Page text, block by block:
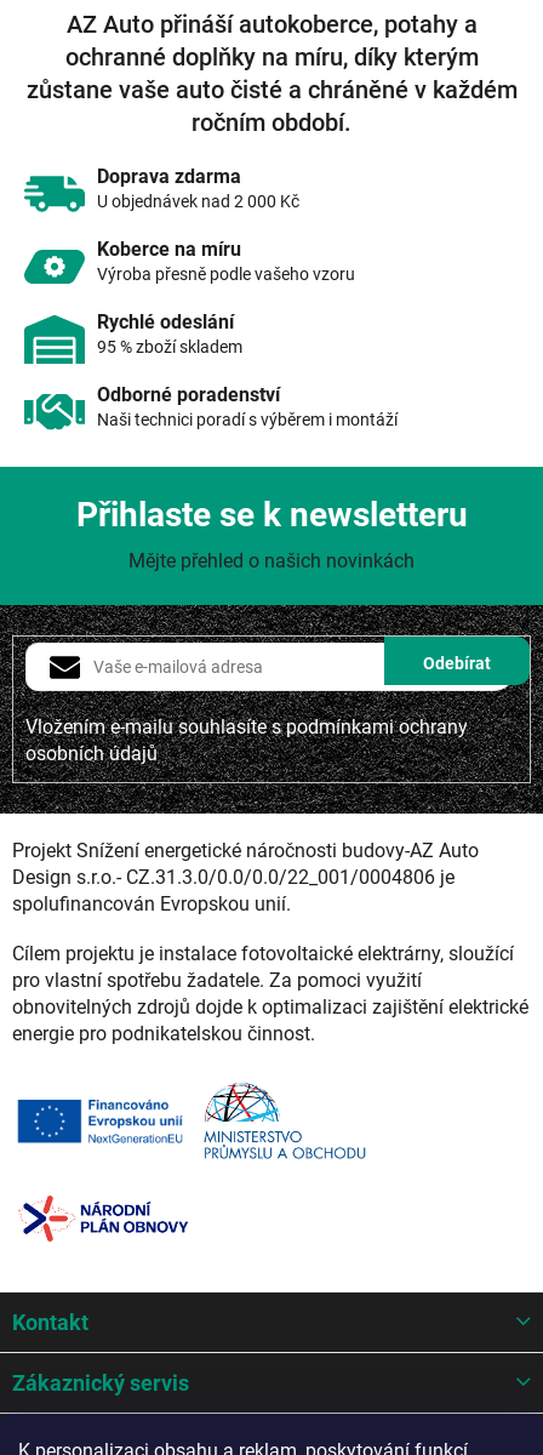
á
d
a
c
í
p
k
ý
AZ Auto přináší autokoberce, potahy a
ochranné doplňky na míru, díky kterým
zůstane vaše auto čisté a chráněné v každém
ročním období.
Doprava zdarma
U objednávek nad 2 000 Kč
Koberce na míru
Výroba přesně podle vašeho vzoru
Rychlé odeslání
95 % zboží skladem
Odborné poradenství
Naši technici poradí s výběrem i montáží
Vložením e-mailu souhlasíte spodmínkami ochrany
osobních údajů
Přihlaste se k newsletteru
Mějte přehled o našich novinkách
Projekt Snížení energetické náročnosti budovy-AZ Auto
Design s.r.o.- CZ.31.3.0/0.0/0.0/22_001/0004806 je
spolufinancován Evropskou unií.
Cílem projektu je instalace fotovoltaické elektrárny, sloužící
pro vlastní spotřebu žadatele. Za pomoci využití
obnovitelných zdrojů dojde k optimalizaci zajištění elektrické
energie pro podnikatelskou činnost.
p
t
Kontakt
Zákaznický servis
Mohlo by se hodit